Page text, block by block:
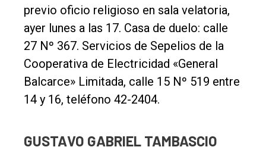
previo oficio religioso en sala velatoria,
ayer lunes a las 17. Casa de duelo: calle
27 Nº 367. Servicios de Sepelios de la
Cooperativa de Electricidad «General
Balcarce» Limitada, calle 15 Nº 519 entre
14 y 16, teléfono 42-2404.
GUSTAVO GABRIEL TAMBASCIO